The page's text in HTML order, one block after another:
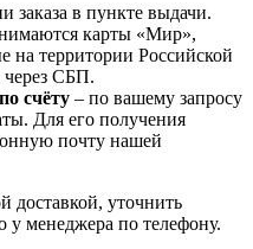
заказа в пункте выдачи.
карты «Мир»,
территории Российской
через СБП.
счёту – по вашему запросу
Для его получения
почту нашей
доставкой, уточнить
менеджера по телефону.